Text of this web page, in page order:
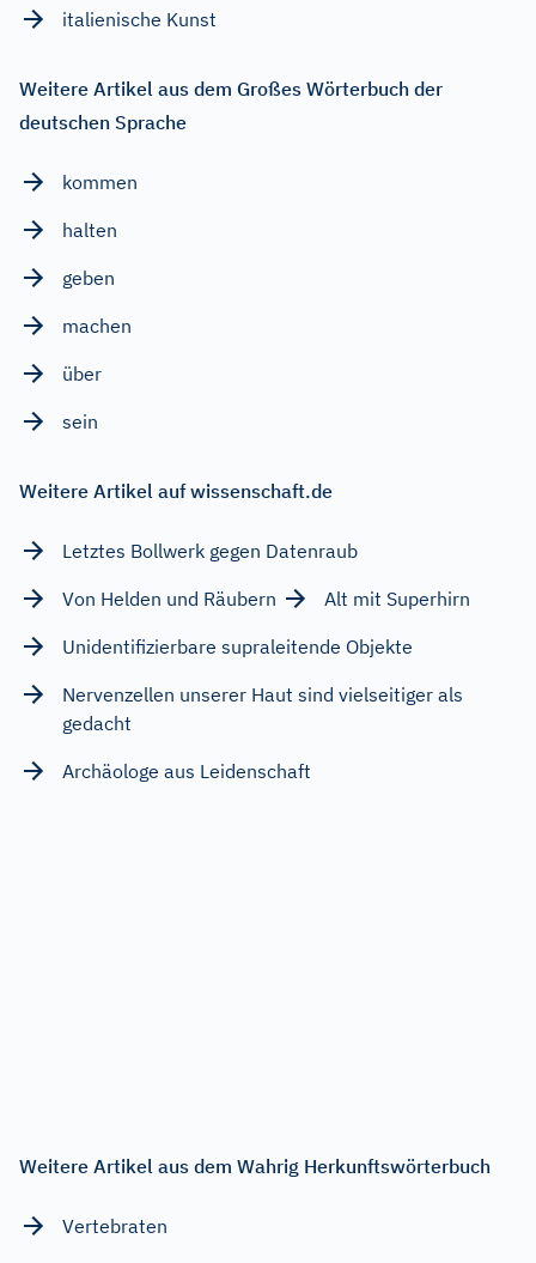
italienische Kunst
Weitere Artikel aus dem Großes Wörterbuch der
deutschen Sprache
kommen
halten
geben
machen
über
sein
Weitere Artikel auf wissenschaft.de
Letztes Bollwerk gegen Datenraub
Von Helden und Räubern
Alt mit Superhirn
Unidentifizierbare supraleitende Objekte
Nervenzellen unserer Haut sind vielseitiger als
gedacht
Archäologe aus Leidenschaft
Weitere Artikel aus dem Wahrig Herkunftswörterbuch
Vertebraten